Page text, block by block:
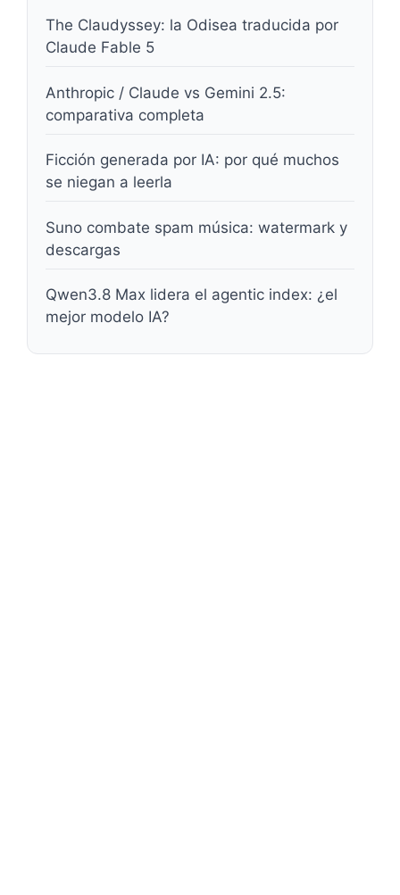
The Claudyssey: la Odisea traducida por
Claude Fable 5
Anthropic / Claude vs Gemini 2.5:
comparativa completa
Ficción generada por IA: por qué muchos
se niegan a leerla
Suno combate spam música: watermark y
descargas
Qwen3.8 Max lidera el agentic index: ¿el
mejor modelo IA?